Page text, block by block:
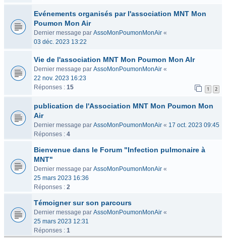
Evénements organisés par l'association MNT Mon
Poumon Mon Air
Dernier message par AssoMonPoumonMonAir «
03 déc. 2023 13:22
Vie de l'association MNT Mon Poumon Mon AIr
Dernier message par AssoMonPoumonMonAir «
22 nov. 2023 16:23
Réponses : 15 1 2
publication de l'Association MNT Mon Poumon Mon
Air
Dernier message par AssoMonPoumonMonAir « 17 oct. 2023 09:45
Réponses : 4
Bienvenue dans le Forum "Infection pulmonaire à
MNT"
Dernier message par AssoMonPoumonMonAir «
25 mars 2023 16:36
Réponses : 2
Témoigner sur son parcours
Dernier message par AssoMonPoumonMonAir «
25 mars 2023 12:31
Réponses : 1